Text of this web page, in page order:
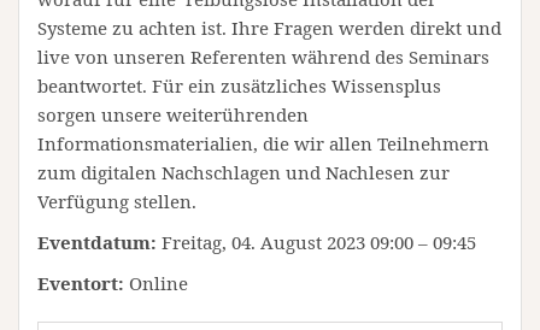
Systeme zu achten ist. Ihre Fragen werden direkt und
live von unseren Referenten während des Seminars
beantwortet. Für ein zusätzliches Wissensplus
sorgen unsere weiterührenden
Informationsmaterialien, die wir allen Teilnehmern
zum digitalen Nachschlagen und Nachlesen zur
Verfügung stellen.
Eventdatum: Freitag, 04. August 2023 09:00 – 09:45
Eventort: Online